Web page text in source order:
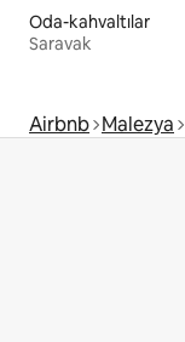
Oda-kahvaltılar
Saravak
Airbnb Malezya